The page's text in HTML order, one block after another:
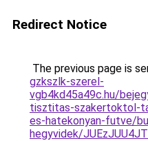
Redirect Notice
The previous page is
gzkszlk-szerel-
vgb4kd45a49c.hu/
tisztitas-szakertoktol-
es-hatekonyan-futve/
hegyvidek/